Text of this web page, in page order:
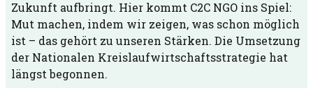
Zukunft aufbringt. Hier kommt C2C NGO ins Spiel:
Mut machen, indem wir zeigen, was schon möglich
ist – das gehört zu unseren Stärken. Die Umsetzung
der Nationalen Kreislaufwirtschaftsstrategie hat
längst begonnen.